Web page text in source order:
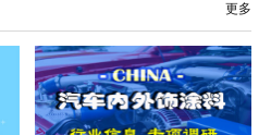
更多